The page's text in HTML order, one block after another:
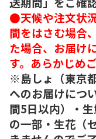
●天候や注文状
間をはさむ場合
た場合、お届け
す。あらかじめ
※島しょ（東京
へのお届けにつ
間5日以内）・生
の一部・生花（